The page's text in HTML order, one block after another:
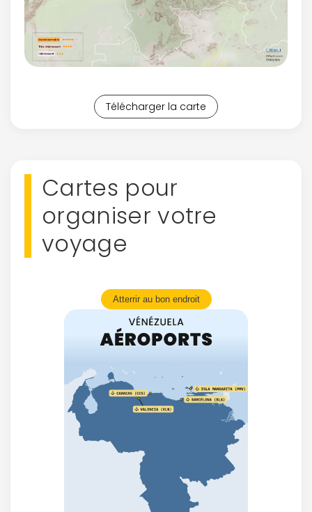
Télécharger la carte
Cartes pour
organiser votre
voyage
Atterrir au bon endroit